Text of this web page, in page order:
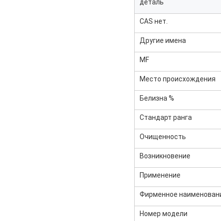
деталь
CAS нет.
Другие имена
MF
Место происхождения
Белизна %
Стандарт ранга
Очищенность
Возникновение
Применение
Фирменное
Номер модели